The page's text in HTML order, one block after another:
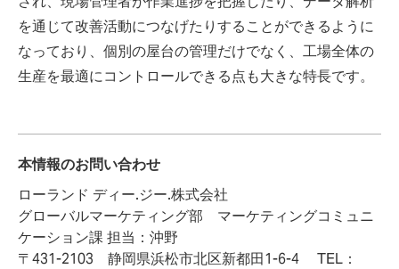
を通じて改善活動につなげたりすることができるように
なっており、個別の屋台の管理だけでなく、工場全体の
生産を最適にコントロールできる点も大きな特長です。
本情報のお問い合わせ
ローランド ディー.ジー.株式会社
グローバルマーケティング部 マーケティングコミュニ
ケーション課 担当：沖野
〒431-2103 静岡県浜松市北区新都田1-6-4 TEL：